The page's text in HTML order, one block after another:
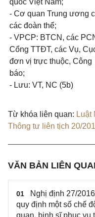
quốc Việt Nam;
- Cơ quan Trung ương
các đoàn thể;
- VPCP: BTCN, các
Cổng TTĐT, các Vụ,
đơn vị trực thuộc, Công
báo;
- Lưu: VT, NC (5b)
Từ khóa liên quan: Luật
Thông tư liên tịch 20/
VĂN BẢN LIÊN
01
Nghị định 27/
quy định một số chế
quan, binh sĩ phục vụ